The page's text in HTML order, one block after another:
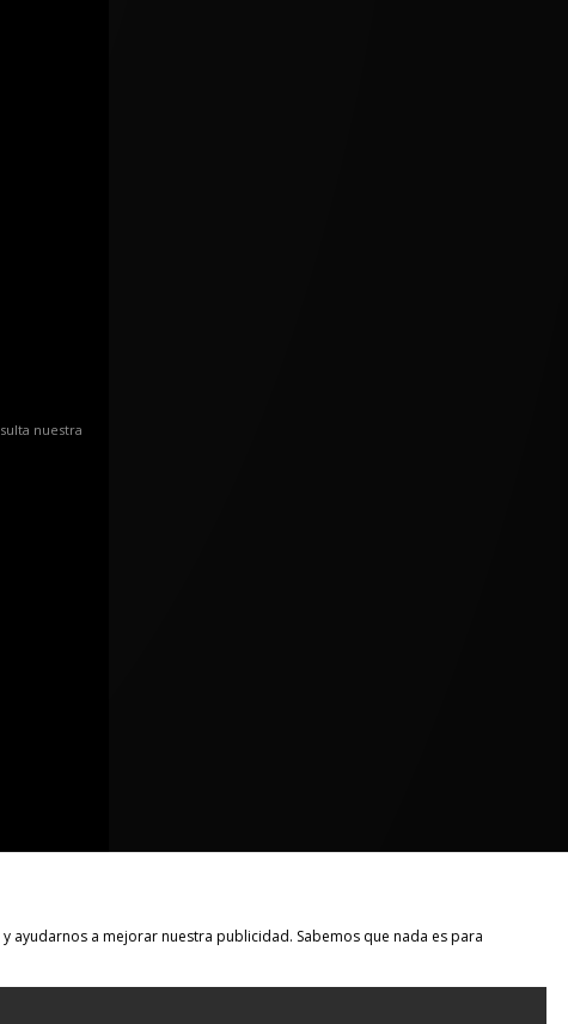
nuestra
ayudarnos a mejorar nuestra publicidad. Sabemos que nada es para